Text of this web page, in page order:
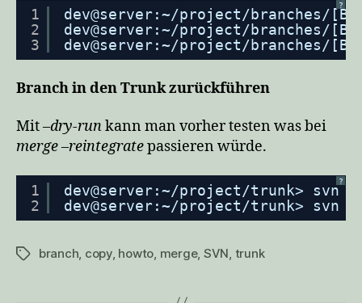
?
1
2
3
dev@server:~/project/branches/
dev@server:~/project/branches/
dev@server:~/project/branches/
Branch in den Trunk zurückführen
Mit–dry-runkann man vorher testen was bei
merge –reintegratepassieren würde.
?
1
2
dev@server:~/project/trunk> svn
dev@server:~/project/trunk> svn
Schlagwörter
branch copy, howto merge, SVN trunk